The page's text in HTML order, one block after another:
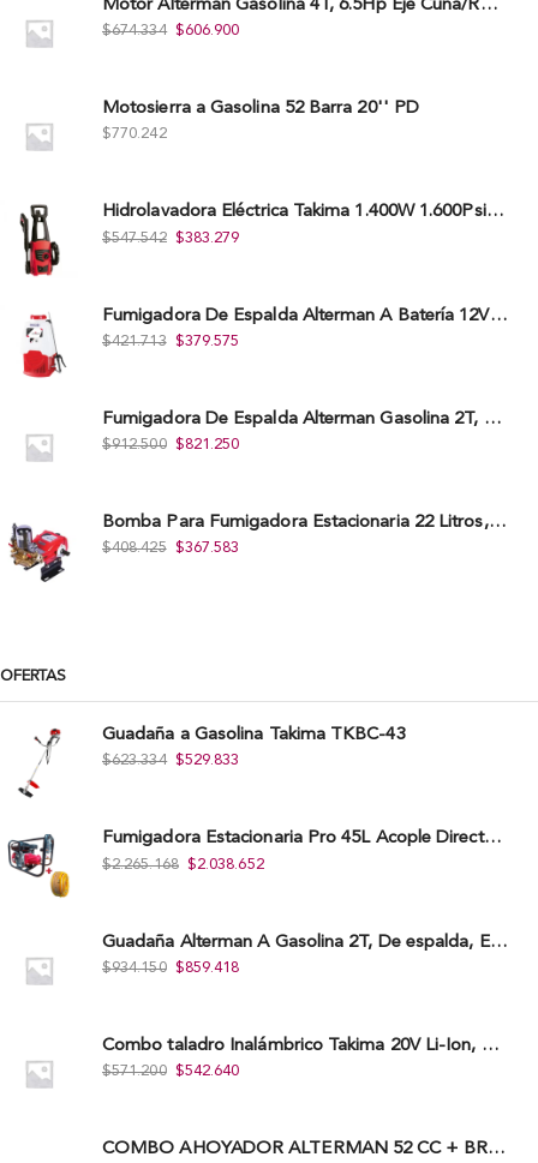
Motor Alterman Gasolina 4T, 6.5Hp Eje Cuña/Rosca 3/4", Xge65K.
$674.334 $606.900
Motosierra a Gasolina 52 Barra 20'' PD
$770.242
Hidrolavadora Eléctrica Takima 1.400W 1.600Psi, Tkepw-1600-A.
$547.542 $383.279
Fumigadora De Espalda Alterman A Baterí­a 12V/12Ah, 20Litros, Xkes20.
$421.713 $379.575
Fumigadora De Espalda Alterman Gasolina 2T, 26 Cc, Bomba Nylon Libre Mantenimiento, Tf900-A.
$912.500 $821.250
Bomba Para Fumigadora Estacionaria 22 Litros, Xp22-I.
$408.425 $367.583
OFERTAS
Guadaña a Gasolina Takima TKBC-43
$623.334 $529.833
Fumigadora Estacionaria Pro 45L Acople Directo con Accesorios
$2.265.168 $2.038.652
Guadaña Alterman A Gasolina 2T, De espalda, Eje Flexible, 43Cc, Xbc43B-I
$934.150 $859.418
Combo taladro Inalámbrico Takima 20V Li-Ion, Tklcd-20. + Polichadora Takima 7″ 1.200W, Tksp-180-D.
$571.200 $542.640
COMBO AHOYADOR ALTERMAN 52 CC + BROCA DE 20 CM X 80 CM + BROCA DE 15 CM X 80 CM